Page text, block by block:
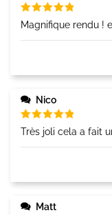
Note5
sur 5
Magnifique rendu !
Nico
Note5
sur 5
Très joli cela a fait
Matt